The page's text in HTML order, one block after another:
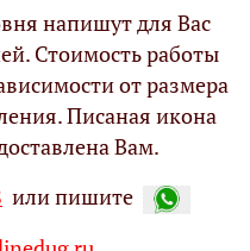
напишут для Вас
Стоимость работы
от размера
Писаная икона
Вам.
или пишите